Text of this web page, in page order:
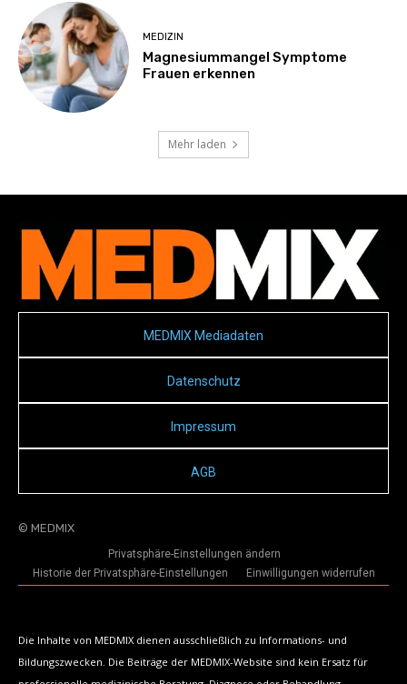
MEDIZIN
Magnesiummangel Symptome
Frauen erkennen
Mehr laden
MEDMIX Mediadaten
Datenschutz
Impressum
AGB
© MEDMIX
Privatsphäre-Einstellungen ändern
Historie der Privatsphäre-Einstellungen
Einwilligungen widerrufen
Die Inhalte von MEDMIX dienen ausschließlich zu Informations- und
Bildungszwecken. Die Beiträge der MEDMIX-Website sind kein Ersatz für